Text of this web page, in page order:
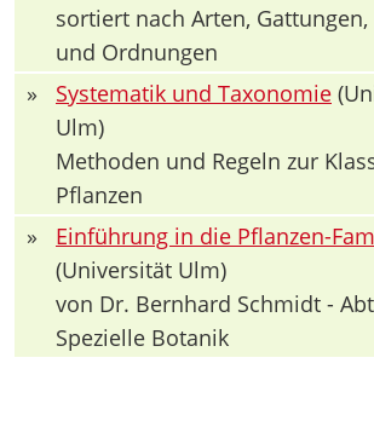
sortiert nach Arten,
und Ordnungen
»
Systematik und Taxonomie
Ulm)
Methoden und Regeln zur
Pflanzen
»
Einführung in die Pflanzen-
(Universität Ulm)
von Dr. Bernhard Schmidt -
Spezielle Botanik